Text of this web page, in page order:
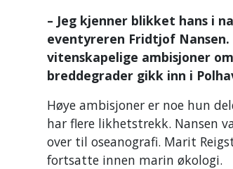
– Jeg kjenner blikket hans i
eventyreren Fridtjof
vitenskapelige ambisjoner
breddegrader gikk inn i
Høye ambisjoner er noe hun
har flere likhetstrekk. Nansen
over til oseanografi. Marit
fortsatte innen marin økologi.